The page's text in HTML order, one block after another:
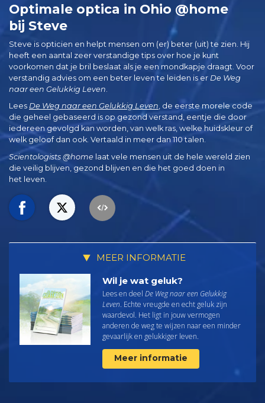
Optimale optica in Ohio @home
bij Steve
Steve is opticien en helpt mensen om (er) beter (uit) te zien. Hij
heeft een aantal zeer verstandige tips over hoe je kunt
voorkomen dat je bril beslaat als je een mondkapje draagt. Voor
verstandig advies om een beter leven te leiden is er De Weg
naar een Gelukkig Leven
Lees De Weg naar een Gelukkig Leven, de eerste morele code
die geheel gebaseerd is op gezond verstand, eentje die door
iedereen gevolgd kan worden, van welk ras, welke huidskleur of
welk geloof dan ook. Vertaald in meer dan 110 talen.
Scientologists @home laat vele mensen uit de hele wereld zien
die veilig blijven, gezond blijven en die het goed doen in
het leven.
MEER INFORMATIE
Wil je wat geluk?
Lees en deel De Weg naar een Gelukkig
Leven. Echte vreugde en echt geluk zijn
waardevol. Het ligt in jouw vermogen
anderen de weg te wijzen naar een minder
gevaarlijk en gelukkiger leven.
Meer informatie